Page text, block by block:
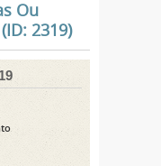
Ou
2319)